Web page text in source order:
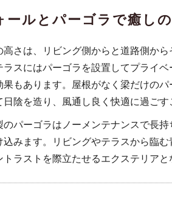
ールとパーゴラで癒し
さは、リビング側からと道路側か
スにはパーゴラを設置してプライ
もあります。屋根がなく梁だけの
陰を造り、風通し良く快適に過ごす
パーゴラはノーメンテナンスで長
みます。リビングやテラスから臨
ラストを際立たせるエクステリアと